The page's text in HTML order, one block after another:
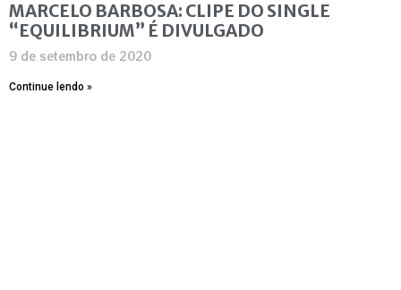
MARCELO BARBOSA: CLIPE DO SINGLE
“EQUILIBRIUM” É DIVULGADO
9 de setembro de 2020
Continue lendo »